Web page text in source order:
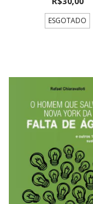
ESGOTADO